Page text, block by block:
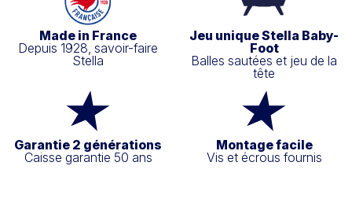
Made in France
Depuis 1928, savoir-faire
Stella
Jeu unique Stella Baby-
Foot
Balles sautées et jeu de la
tête
Garantie 2 générations
Caisse garantie 50 ans
Montage facile
Vis et écrous fournis